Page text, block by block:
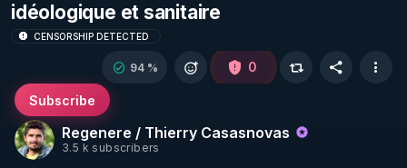
idéologique et sanitaire
CENSORSHIP DETECTED
Regenere / Thierry Casasnovas
3.5 k subscribers
Subscribe
94 % 0